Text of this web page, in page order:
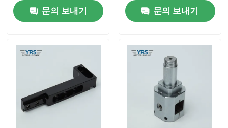
집
제품
우리에 대하여
공장 여행
문의 보내기
문의 보내기